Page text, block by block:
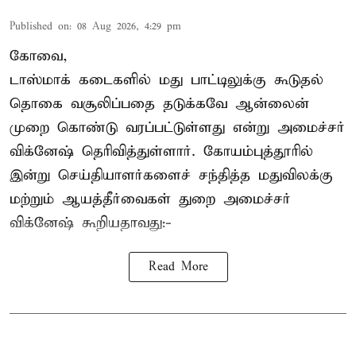
Published on: 08 Aug 2026, 4:29 pm
கோவை,
டாஸ்மாக் கடைகளில் மது பாட்டிலுக்கு கூடுதல்
தொகை வசூலிப்பதை தடுக்கவே ஆன்லைன்
முறை கொண்டு வரப்பட்டுள்ளது என்று அமைச்சர்
விக்னேஷ் தெரிவித்துள்ளார். கோயம்புத்தூரில்
இன்று செய்தியாளர்களைச் சந்தித்த மதுவிலக்கு
மற்றும் ஆயத்தீர்வைகள் துறை அமைச்சர்
விக்னேஷ் கூறியதாவது:-
Read More